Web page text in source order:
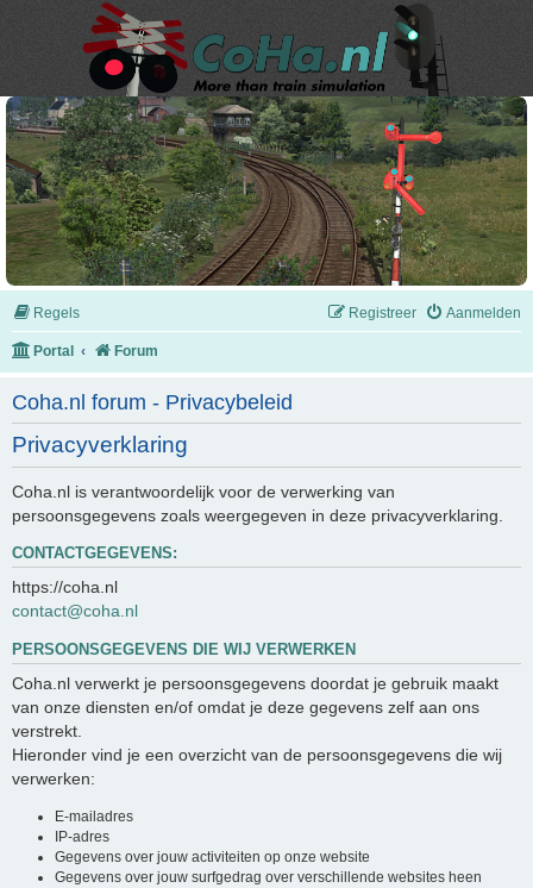
Regels Aanmelden
Registreer
Portal Forum
Coha.nl forum - Privacybeleid
Privacyverklaring
Coha.nl is verantwoordelijk voor de verwerking van
persoonsgegevens zoals weergegeven in deze privacyverklaring.
CONTACTGEGEVENS:
https://coha.nl
contact@coha.nl
PERSOONSGEGEVENS DIE WIJ VERWERKEN
Coha.nl verwerkt je persoonsgegevens doordat je gebruik maakt
van onze diensten en/of omdat je deze gegevens zelf aan ons
verstrekt.
Hieronder vind je een overzicht van de persoonsgegevens die wij
verwerken:
E-mailadres
IP-adres
Gegevens over jouw activiteiten op onze website
Gegevens over jouw surfgedrag over verschillende websites heen